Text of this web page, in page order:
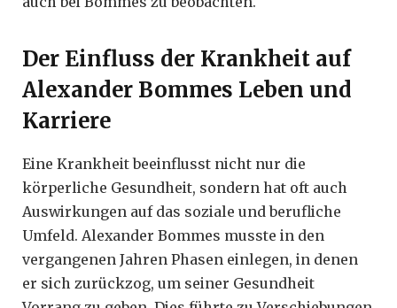
Der Einfluss der Krankheit auf
Alexander Bommes Leben und
Karriere
Eine Krankheit beeinflusst nicht nur die
körperliche Gesundheit, sondern hat oft auch
Auswirkungen auf das soziale und berufliche
Umfeld. Alexander Bommes musste in den
vergangenen Jahren Phasen einlegen, in denen
er sich zurückzog, um seiner Gesundheit